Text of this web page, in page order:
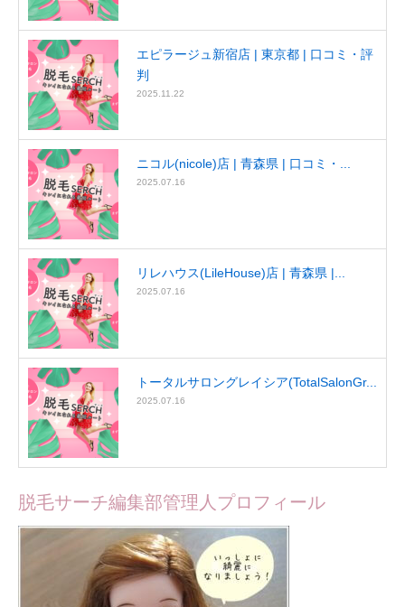
エピラージュ新宿店 | 東京都 | 口コミ・評
判
2025.11.22
ニコル(nicole)店 | 青森県 | 口コミ・...
2025.07.16
リレハウス(LileHouse)店 | 青森県 |...
2025.07.16
トータルサロングレイシア(TotalSalonGr...
2025.07.16
脱毛サーチ編集部管理人プロフィール